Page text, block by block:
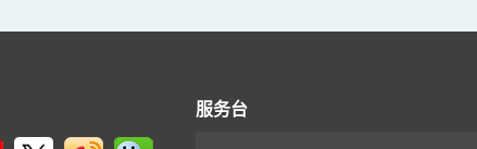
服务台